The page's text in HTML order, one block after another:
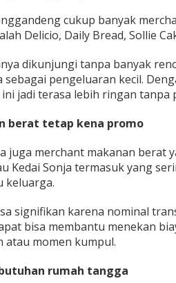
cukup banyak
Delicio, Daily Bread, Sollie
dikunjungi tanpa banyak
pengeluaran kecil.
jadi terasa lebih ringan tanpa
berat tetap kena promo
juga merchant makanan berat
Kedai Sonja termasuk yang
keluarga.
signifikan karena nominal
bisa membantu menekan
momen kumpul.
rumah tangga